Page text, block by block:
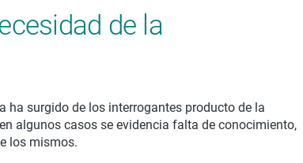
de la
ha surgido de los interrogantes producto de la
algunos casos se evidencia falta de conocimiento,
los mismos.